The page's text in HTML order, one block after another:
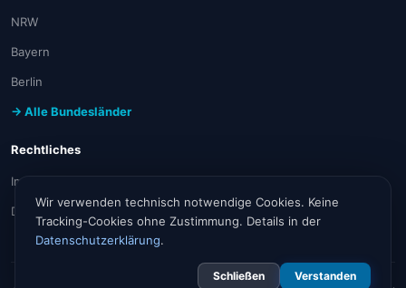
NRW
Bayern
Berlin
→ Alle Bundesländer
Rechtliches
Impressum
Datenschutz
Wir verwenden technisch notwendige Cookies. Keine
Tracking-Cookies ohne Zustimmung. Details in der
Datenschutzerklärung.
Schließen Verstanden